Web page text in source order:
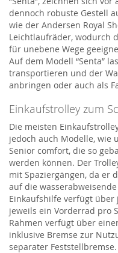
dennoch robuste Gestell
wie der Andersen Royal
Leichtlaufräder, wodurch
für unebene Wege
Auf dem Modell “Senta”
transportieren und der
anbringen oder auch als
Einkaufstrolley zum
Die meisten
jedoch auch Modelle, wie
Senior comfort, die so
werden können. Der
mit Spaziergängen, da er
auf die
Einkaufshilfe verfügt
jeweils ein Vorderrad pro
Rahmen verfügt über
inklusive Bremse zur
separater Feststellbremse.